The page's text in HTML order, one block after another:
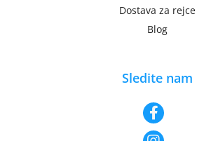
Dostava za rejce
Blog
Sledite nam